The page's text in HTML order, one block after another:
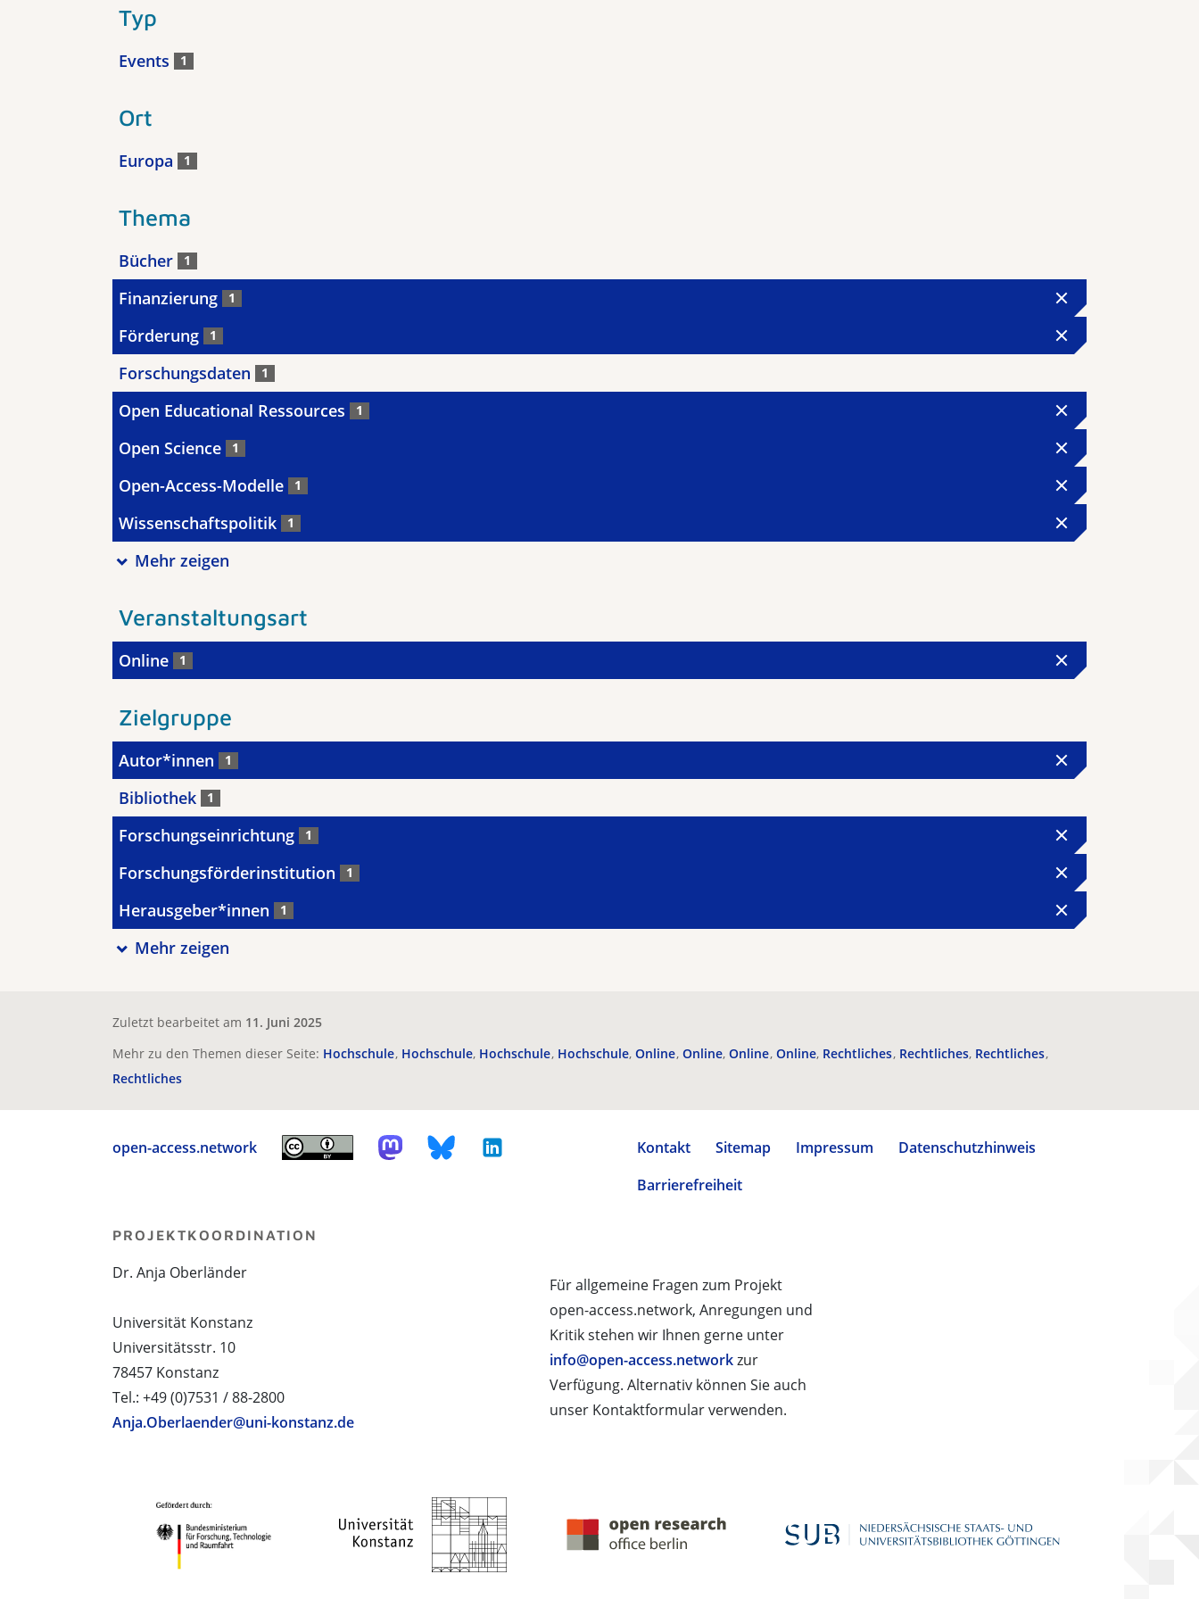
Typ
Events 1
Ort
Europa 1
Thema
Bücher 1
Finanzierung 1
Förderung 1
Forschungsdaten 1
Open Educational Ressources 1
Open Science 1
Open-Access-Modelle 1
Wissenschaftspolitik 1
Mehr zeigen
Veranstaltungsart
Online 1
Zielgruppe
Autor*innen 1
Bibliothek 1
Forschungseinrichtung 1
Forschungsförderinstitution 1
Herausgeber*innen 1
Mehr zeigen
Zuletzt bearbeitet am 11. Juni 2025
Mehr zu den Themen dieser Seite: Hochschule Hochschule Hochschule Hochschule Online Online Online Online Rechtliches Rechtliches Rechtliches
Rechtliches
open-access.network Kontakt Sitemap Impressum
Datenschutzhinweis
Barrierefreiheit
Für allgemeine Fragen zum Projekt
open-access.network, Anregungen und
Kritik stehen wir Ihnen gerne unter
info@open-access.networkzur
Verfügung. Alternativ können Sie auch
unser Kontaktformular verwenden.
PROJEKTKOORDINATION
Dr. Anja Oberländer
Universität Konstanz
Universitätsstr. 10
78457 Konstanz
Tel.: +49 (0)7531 / 88-2800
Anja.Oberlaender@uni-konstanz.de